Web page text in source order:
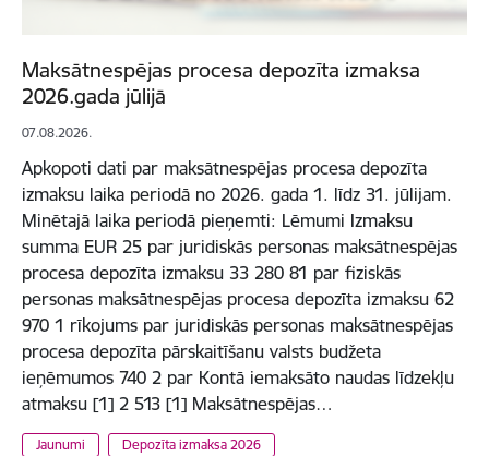
Maksātnespējas procesa depozīta izmaksa
2026.gada jūlijā
07.08.2026.
Apkopoti dati par maksātnespējas procesa depozīta
izmaksu laika periodā no 2026. gada 1. līdz 31. jūlijam.
Minētajā laika periodā pieņemti: Lēmumi Izmaksu
summa EUR 25 par juridiskās personas maksātnespējas
procesa depozīta izmaksu 33 280 81 par fiziskās
personas maksātnespējas procesa depozīta izmaksu 62
970 1 rīkojums par juridiskās personas maksātnespējas
procesa depozīta pārskaitīšanu valsts budžeta
ieņēmumos 740 2 par Kontā iemaksāto naudas līdzekļu
atmaksu [1] 2 513 [1] Maksātnespējas…
Jaunumi Depozīta izmaksa 2026